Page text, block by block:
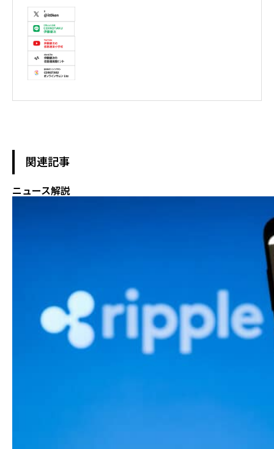
メント集中コース終了
株式会社ソクラテス 代表取締役 / 国内企業暗号資産事業顧問 / 暗
号資産取引所アドバイザー / 暗号資産投資アナリスト / Fintechコ
ンサルタント / 暗号資産非公式アーティスト /YouTuber
テレビ東京WBS出演　テレビ東京モーニングサテライト出演
他各メディア取材、出演
関連記事
ニュース解説